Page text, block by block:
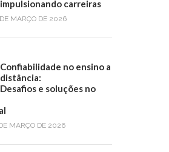
impulsionando carreiras
MARÇO DE 2026
Confiabilidade no ensino a
distância:
Desafios e soluções no
MARÇO DE 2026